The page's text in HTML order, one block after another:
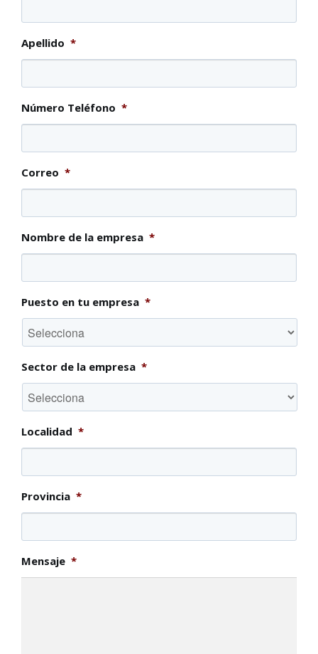
Apellido *
Número Teléfono *
Correo *
Nombre de la empresa *
Puesto en tu empresa *
Sector de la empresa *
Localidad *
Provincia *
Mensaje *